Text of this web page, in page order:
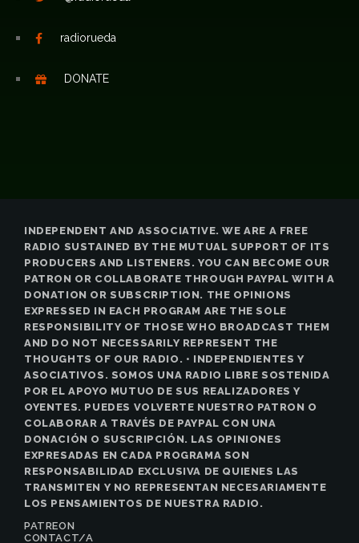
radiorueda
DONATE
INDEPENDENT AND ASSOCIATIVE. WE ARE A FREE
RADIO SUSTAINED BY THE MUTUAL SUPPORT OF ITS
PRODUCERS AND LISTENERS. YOU CAN BECOME OUR
PATRON OR COLLABORATE THROUGH PAYPAL WITH A
DONATION OR SUBSCRIPTION. THE OPINIONS
EXPRESSED IN EACH PROGRAM ARE THE SOLE
RESPONSIBILITY OF THOSE WHO BROADCAST THEM
AND DO NOT NECESSARILY REPRESENT THE
THOUGHTS OF OUR RADIO. • INDEPENDIENTES Y
ASOCIATIVOS. SOMOS UNA RADIO LIBRE SOSTENIDA
POR EL APOYO MUTUO DE SUS REALIZADORES Y
OYENTES. PUEDES VOLVERTE NUESTRO PATRON O
COLABORAR A TRAVÉS DE PAYPAL CON UNA
DONACIÓN O SUSCRIPCIÓN. LAS OPINIONES
EXPRESADAS EN CADA PROGRAMA SON
RESPONSABILIDAD EXCLUSIVA DE QUIENES LAS
TRANSMITEN Y NO REPRESENTAN NECESARIAMENTE
LOS PENSAMIENTOS DE NUESTRA RADIO.
PATREON
CONTACT/A